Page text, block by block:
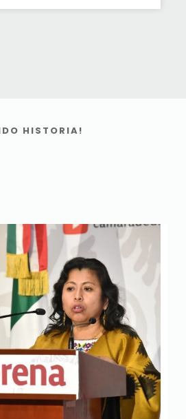
HISTORIA!